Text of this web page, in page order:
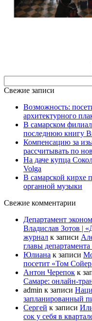
Свежие записи
Возможность:
архитектурного
В самарском
последнюю книгу
Компенсацию за
рассчитывать по
На даче купца
Volga
В самарской кирхе
органной музыки
Свежие комментарии
Департамент
Владислав Зотов |
журнал к записи
главы
Юлиана к записи
посетит «Том
Антон Черепок к
Самаре: онлайн-
admin к записи
запланированный
Сергей к записи
сок у себя в